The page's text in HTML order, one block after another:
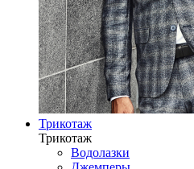
Трикотаж
Трикотаж
Водолазки